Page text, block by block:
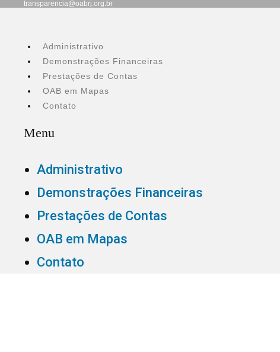
transparencia@oabrj.org.br
Administrativo
Demonstrações Financeiras
Prestações de Contas
OAB em Mapas
Contato
Menu
Administrativo
Demonstrações Financeiras
Prestações de Contas
OAB em Mapas
Contato